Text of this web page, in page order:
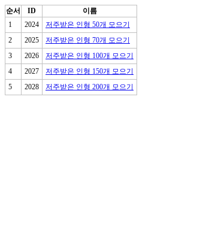
순서 ID
이름
1
2024
저주받은 인형 50개 모으기
2
2025
저주받은 인형 70개 모으기
3
2026
저주받은 인형 100개 모으기
4
2027
저주받은 인형 150개 모으기
5
2028 저주받은 인형 200개 모으기